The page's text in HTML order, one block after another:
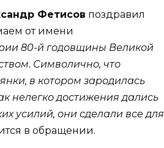
Фетисов поздравил
от имени
80-й годовщины Великой
Символично, что
, в котором зародилась
нелегко достижения дались
усилий, они сделали все для
в обращении.